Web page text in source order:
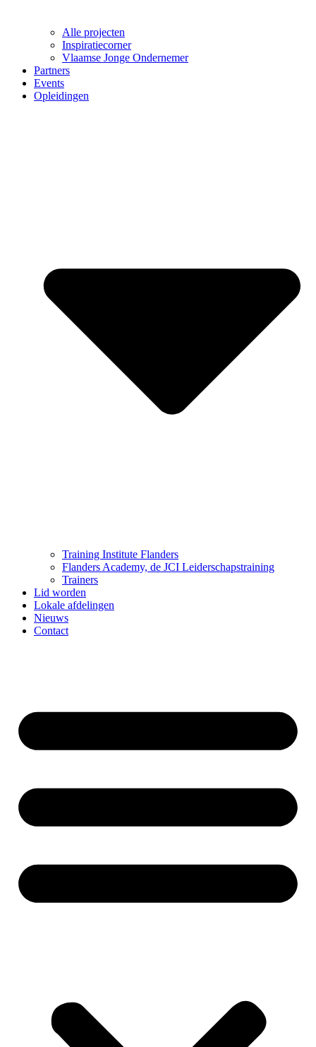
Alle projecten
Inspiratiecorner
Vlaamse Jonge Ondernemer
Partners
Events
Opleidingen
Training Institute Flanders
Flanders Academy, de JCI Leiderschapstraining
Trainers
Lid worden
Lokale afdelingen
Nieuws
Contact